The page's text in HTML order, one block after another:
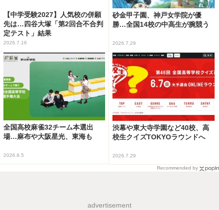
【中学受験2027】人気校の併願
先は…四谷大塚「第2回合不合判
定テスト」結果
2026.7.16
砂金甲子園、神戸女学院が優
勝…全国14校の中高生が腕競う
2026.7.29
全国高校麻雀32チーム本選出
場…麻布や大阪星光、東海も
2026.8.5
渋幕や東大寺学園など40校、高
校生クイズTOKYOラウンドへ
2026.7.29
Recommended by
advertisement